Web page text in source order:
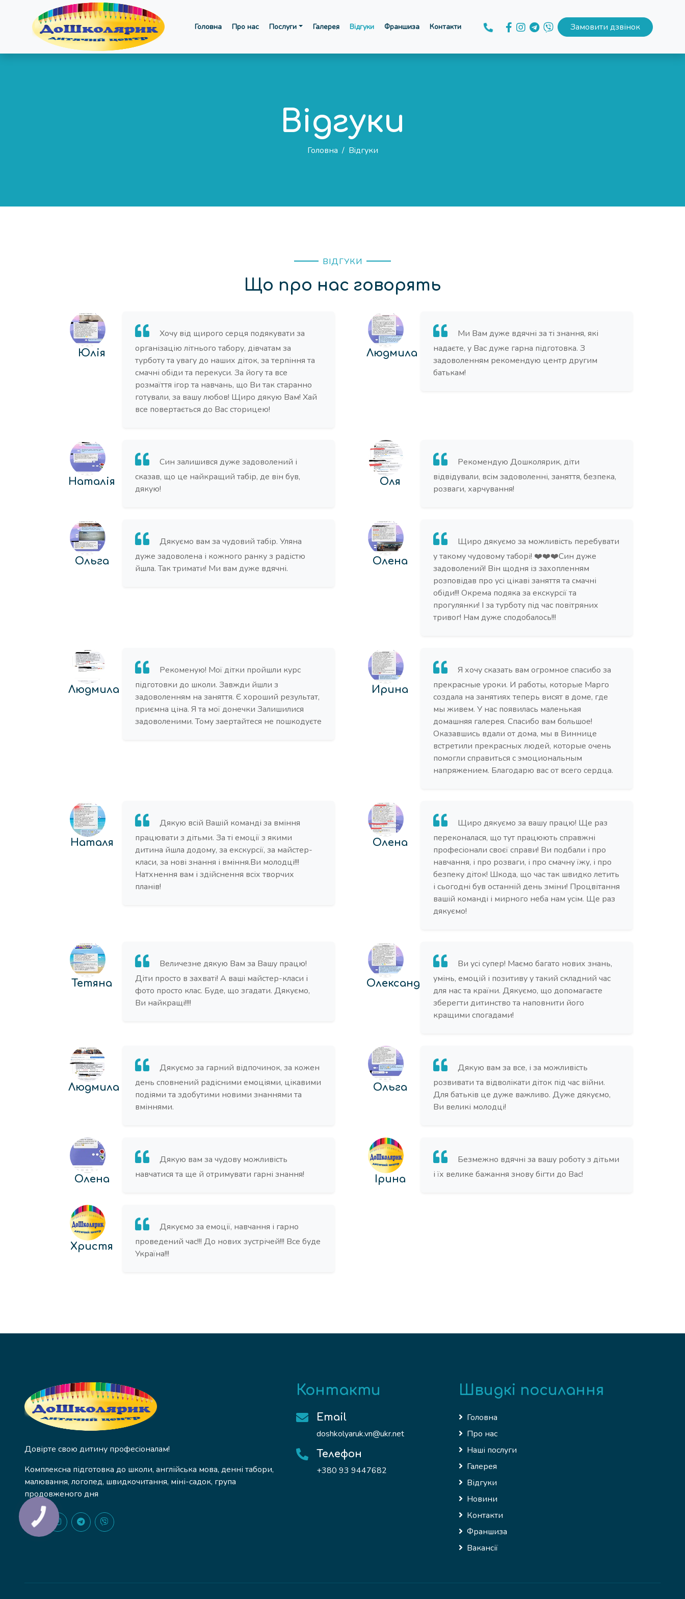
Головна Про нас Послуги Галерея Відгуки Франшиза Контакти Замовити дзвінок
Вiдгуки
Головна / Вiдгуки
ВІДГУКИ
Що про нас говорять
Юлія
Хочу від щирого серця подякувати за
організацію літнього табору, дівчатам за
турботу та увагу до наших діток, за терпіння та
смачні обіди та перекуси. За йогу та все
розмаїття ігор та навчань, що Ви так старанно
готували, за вашу любов! Щиро дякую Вам! Хай
все повертається до Вас сторицею!
Людмила
Ми Вам дуже вдячні за ті знання, які
надаєте, у Вас дуже гарна підготовка. З
задоволенням рекомендую центр другим
батькам!
Наталія
Син залишився дуже задоволений і
сказав, що це найкращий табір, де він був,
дякую!
Оля
Рекомендую Дошколярик, діти
відвідували, всім задоволенні, заняття, безпека,
розваги, харчування!
Ольга
Дякуємо вам за чудовий табір. Уляна
дуже задоволена і кожного ранку з радістю
йшла. Так тримати! Ми вам дуже вдячні.
Олена
Щиро дякуємо за можливість перебувати
у такому чудовому таборі! ❤️❤️❤️Син дуже
задоволений! Він щодня із захопленням
розповідав про усі цікаві заняття та смачні
обіди!!! Окрема подяка за екскурсії та
прогулянки! І за турботу під час повітряних
тривог! Нам дуже сподобалось!!!
Людмила
Рекоменую! Мої дітки пройшли курс
підготовки до школи. Завжди йшли з
задоволенням на заняття. Є хороший результат,
приємна ціна. Я та мої донечки Залишилися
задоволеними. Тому заертайтеся не пошкодуєте
Ирина
Я хочу сказать вам огромное спасибо за
прекрасные уроки. И работы, которые Марго
создала на занятиях теперь висят в доме, где
мы живем. У нас появилась маленькая
домашняя галерея. Спасибо вам большое!
Оказавшись вдали от дома, мы в Виннице
встретили прекрасных людей, которые очень
помогли справиться с эмоциональным
напряжением. Благодарю вас от всего сердца.
Наталя
Дякую всій Вашій команді за вміння
працювати з дітьми. За ті емоції з якими
дитина йшла додому, за екскурсії, за майстер-
класи, за нові знання і вміння.Ви молодці!!!
Натхнення вам і здійснення всіх творчих
планів!
Олена
Щиро дякуємо за вашу працю! Ще раз
переконалася, що тут працюють справжні
професіонали своєї справи! Ви подбали і про
навчання, і про розваги, і про смачну їжу, і про
безпеку діток! Шкода, що час так швидко летить
і сьогодні був останній день зміни! Процвітання
вашій команді і мирного неба нам усім. Ще раз
дякуємо!
Тетяна
Величезне дякую Вам за Вашу працю!
Діти просто в захваті! А ваші майстер-класи і
фото просто клас. Буде, що згадати. Дякуємо,
Ви найкращі!!!!
Олександра
Ви усі супер! Маємо багато нових знань,
умінь, емоцій і позитиву у такий складний час
для нас та країни. Дякуємо, що допомагаєте
зберегти дитинство та наповнити його
кращими спогадами!
Людмила
Дякуємо за гарний відпочинок, за кожен
день сповнений радісними емоціями, цікавими
подіями та здобутими новими знаннями та
вміннями.
Ольга
Дякую вам за все, і за можливість
розвивати та відволікати діток під час війни.
Для батьків це дуже важливо. Дуже дякуємо,
Ви великі молодці!
Олена
Дякую вам за чудову можливість
навчатися та ще й отримувати гарні знання!
Ірина
Безмежно вдячні за вашу роботу з дітьми
і їх велике бажання знову бігти до Вас!
Христя
Дякуємо за емоції, навчання і гарно
проведений час!!! До нових зустрічей!!! Все буде
Україна!!!
Довірте свою дитину професіоналам!
Комплексна підготовка до школи, англійська мова, денні табори,
малювання, логопед, швидкочитання, міні-садок, група
продовженого дня
Контакти
Email
doshkolyaruk.vn@ukr.net
Телефон
+380 93 9447682
Швидкі посилання
Головна
Про нас
Наші послуги
Галерея
Відгуки
Новини
Контакти
Франшиза
Вакансії